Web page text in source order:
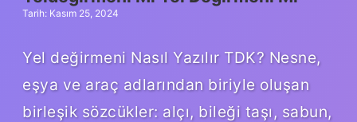
Tarih: Kasım 25, 2024
Yel değirmeni Nasıl Yazılır TDK? Nesne,
eşya ve araç adlarından biriyle oluşan
birleşik sözcükler: alçı, bileği taşı, sabun,